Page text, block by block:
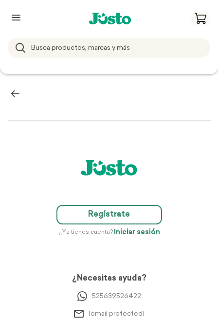
Regístrate
¿Ya tienes cuenta? Iniciar sesión
¿Necesitas ayuda?
525639526422
[email protected]